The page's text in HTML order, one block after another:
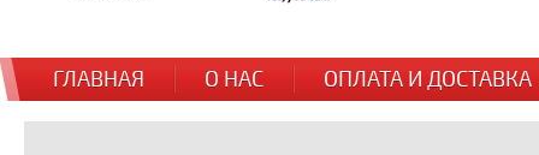
ГЛАВНАЯ О НАС ОПЛАТА И ДОСТАВКА